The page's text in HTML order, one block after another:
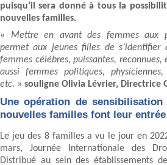
puisqu’il sera donné à tous la
nouvelles familles.
« Mettre en avant des femmes aux
permet aux jeunes filles de s’identifier
femmes célèbres, puissantes, reconnues,
aussi femmes politiques,
etc. » souligne Olivia Lévrier, Directrice
Une opération de
nouvelles familles font leur entrée
Le jeu des 8 familles a vu le jour en
mars, Journée Internationale des
Distribué au sein des établissements